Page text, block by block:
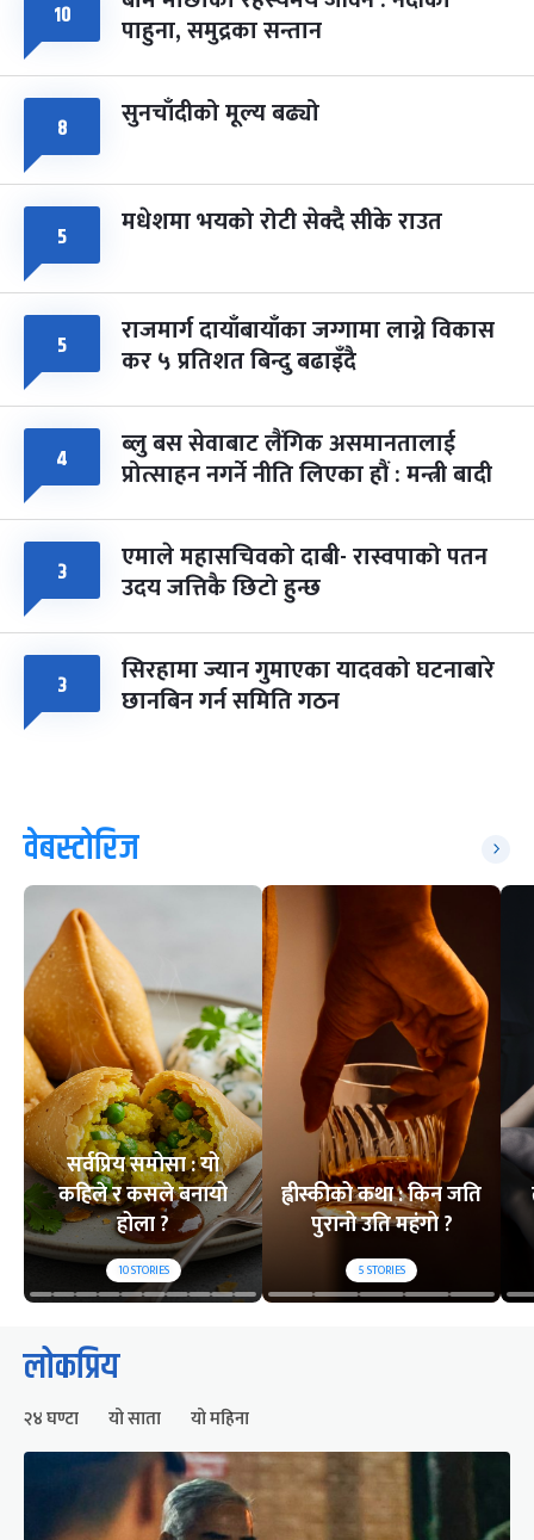
८ फागुपूर्णिमा
चैत्र ८, २०८३-Mar 22, 2027
७ महिना बाँकी
१० पाहुना, समुद्रका सन्तान
८ सुनचाँदीको मूल्य बढ्यो
५ मधेशमा भयको रोटी सेक्दै सीके राउत
५ राजमार्ग दायाँबायाँका जग्गामा लाग्ने विकास
कर ५ प्रतिशत बिन्दु बढाइँदै
४ ब्लु बस सेवाबाट लैंगिक असमानतालाई
प्रोत्साहन नगर्ने नीति लिएका हौं : मन्त्री बादी
३ एमाले महासचिवको दाबी- रास्वपाको पतन
उदय जत्तिकै छिटो हुन्छ
३ सिरहामा ज्यान गुमाएका यादवको घटनाबारे
छानबिन गर्न समिति गठन
वेबस्टोरिज
सर्वप्रिय समोसा : यो
कहिले र कसले बनायो
होला ?
10STORIES
ह्वीस्कीको कथा : किन जति
पुरानो उति महंगो ?
5STORIES
लोकप्रिय
२४ घण्टा यो साता यो महिना